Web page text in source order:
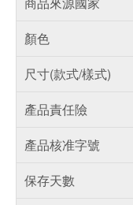
顏色
尺寸(款式/樣式)
產品責任險
產品核准字號
保存天數